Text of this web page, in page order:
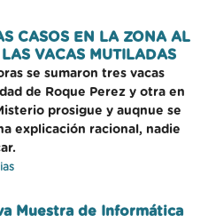
CASOS EN LA ZONA AL
VACAS MUTILADAS
se sumaron tres vacas
de Roque Perez y otra en
prosigue y auqnue se
explicación racional, nadie
Muestra de Informática